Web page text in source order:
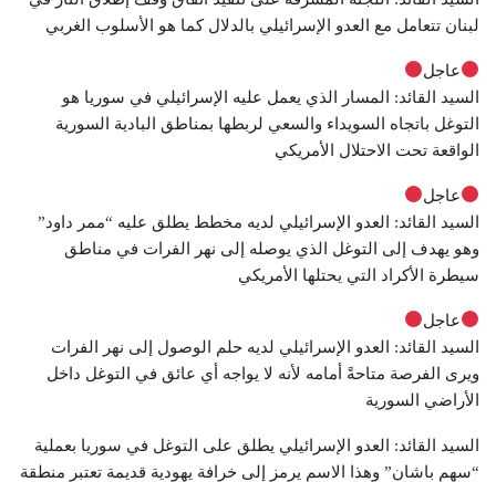
لبنان تتعامل مع العدو الإسرائيلي بالدلال كما هو الأسلوب الغربي
عاجل
السيد القائد: المسار الذي يعمل عليه الإسرائيلي في سوريا هو
التوغل باتجاه السويداء والسعي لربطها بمناطق البادية السورية
الواقعة تحت الاحتلال الأمريكي
عاجل
السيد القائد: العدو الإسرائيلي لديه مخطط يطلق عليه “ممر داود”
وهو يهدف إلى التوغل الذي يوصله إلى نهر الفرات في مناطق
سيطرة الأكراد التي يحتلها الأمريكي
عاجل
السيد القائد: العدو الإسرائيلي لديه حلم الوصول إلى نهر الفرات
ويرى الفرصة متاحةً أمامه لأنه لا يواجه أي عائق في التوغل داخل
الأراضي السورية
السيد القائد: العدو الإسرائيلي يطلق على التوغل في سوريا بعملية
“سهم باشان” وهذا الاسم يرمز إلى خرافة يهودية قديمة تعتبر منطقة